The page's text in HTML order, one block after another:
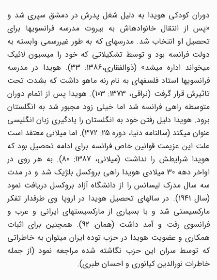
دوران کودکی هویدا به دلیل شغل پدرش در دمشق سپری شد و
«پس از انتقال خانواده­اش به بیروت مدرسه فرانسوی­ها برای
تحصیل او انتخاب شد. مدرسه­ای که به طور غیررسمی وابسته به
دولت فرانسه بود و توسط تشکیلاتی که خود را میسیون لائیک
می­خواند اداره می­شد» (ذوالفقاری،1386: 33). هویدا در مدرسه
فرانسوی­ها استاد فلسفه­ای به نام رنه ماهو داشت که بشدت تحت
تاثیرش قرار گرفت (نراقی، 1373: 103). هویدا پس از اتمام دوران
متوسطه راهی فرانسه شد اما خیلی زود مجبور شد به انگلستان
برود. هویدا دلیل رفتن خود به انگلستان را یادگیری زبان انگلیسی
عنوان می­کند (سالنامه دنیا، دوره 25: 372). اما میلانی معتقد است
علت این عزیمت قوانین خاص فرانسه برای ادامه تحصیل بود که
هویدا شرایطش را نداشت (میلانی، 1387: 80). به هر روی در
اواخر دهه 30 میلادی هویدا راهی بروکسل بلژیک شد و در مدت
سه سال مدرک لیسانس را از دانشگاه آزاد بروکسل دریافت نمود
(سال 1941). در سال­های تحصیل هویدا در اروپا وی طرفدار تفکر
مارکسیستی شد و با بسیاری از مارکسیست­های ایرانی و عرب و
فرانسوی رفت و آمد داشت (همان: 92). همچنین برای اثبات
همکاری و عضویت هویدا در حزب توده ایران می­توان به خاطراتی
که توسط سران این حزب نگاشته شده مراجعه نمود (از جمله
خاطرات نورالدین کیانوری و احسان طبری).